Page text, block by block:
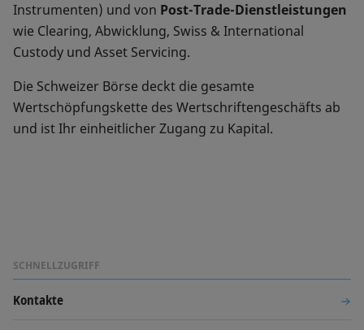
Instrumenten) und von Post-Trade-Dienstleistungen
wie Clearing, Abwicklung, Swiss & International
Custody und Asset Servicing.
Die Schweizer Börse deckt die gesamte
Wertschöpfungskette des Wertschriftengeschäfts ab
und ist Ihr einheitlicher Zugang zu Kapital.
SCHNELLZUGRIFF
Kontakte